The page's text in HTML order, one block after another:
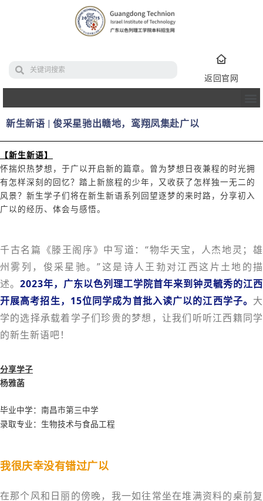
返回官网
新生新语 | 俊采星驰出赣地，鸾翔凤集赴广以
【新生新语】
怀揣炽热梦想，于广以开启新的篇章。曾为梦想日夜兼程的时光拥
有怎样深刻的回忆？踏上新旅程的少年，又收获了怎样独一无二的
风景？新生学子们将在新生新语系列回望逐梦的来时路，分享初入
广以的经历、体会与感悟。
千古名篇《滕王阁序》中写道：“物华天宝，人杰地灵；雄
州雾列，俊采星驰。”这是诗人王勃对江西这片土地的描
述。 2023年，广东以色列理工学院首年来到钟灵毓秀的江西
开展高考招生，15位同学成为首批入读广以的江西学子。 大
学的选择承载着学子们珍贵的梦想，让我们听听江西籍同学
的新生新语吧！
分享学子
杨雅菡
毕业中学： 南昌市第三中学
录取专业：生物技术与食品工程
我很庆幸没有错过广以
在那个风和日丽的傍晚，我一如往常坐在堆满资料的桌前复